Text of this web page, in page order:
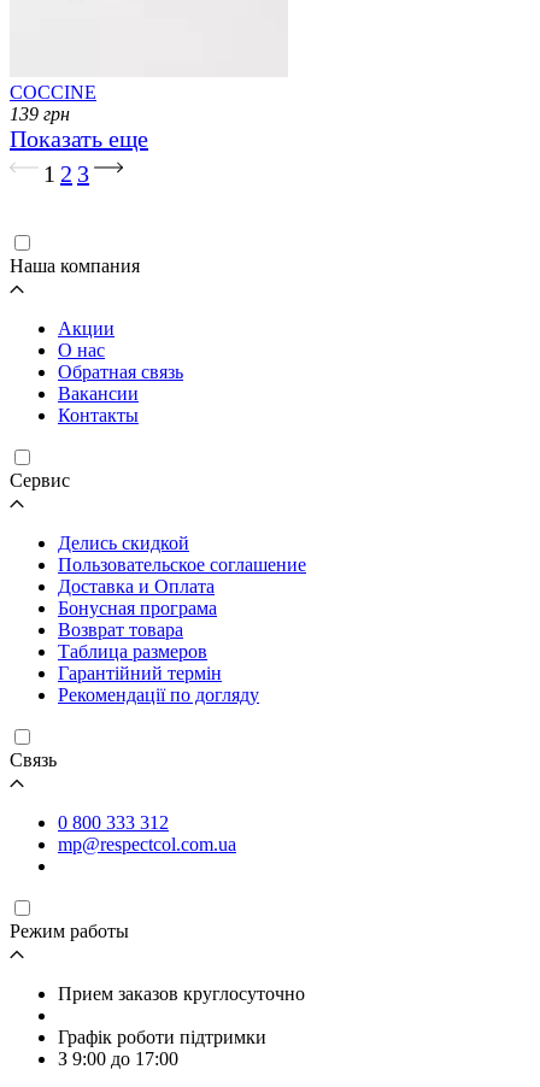
COCCINE
139 грн
Показать еще
1 2 3
Наша компания
Акции
О нас
Обратная связь
Вакансии
Контакты
Cервис
Делись скидкой
Пользовательское соглашение
Доставка и Оплата
Бонусная програма
Возврат товара
Таблица размеров
Гарантійний термін
Рекомендації по догляду
Связь
0 800 333 312
mp@respectcol.com.ua
Режим работы
Прием заказов круглосуточно
Графік роботи підтримки
З 9:00 до 17:00